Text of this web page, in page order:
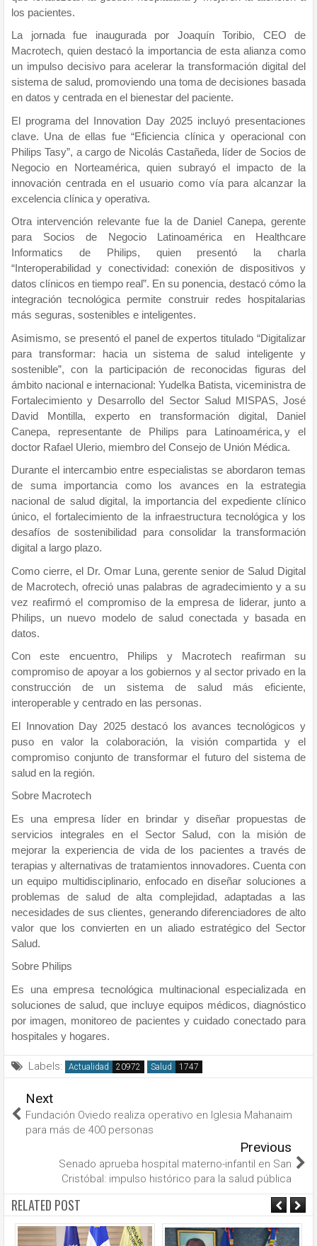
los pacientes.
La jornada fue inaugurada por Joaquín Toribio, CEO de
Macrotech, quien destacó la importancia de esta alianza como
un impulso decisivo para acelerar la transformación digital del
sistema de salud, promoviendo una toma de decisiones basada
en datos y centrada en el bienestar del paciente.
El programa del Innovation Day 2025 incluyó presentaciones
clave. Una de ellas fue “Eficiencia clínica y operacional con
Philips Tasy”, a cargo de Nicolás Castañeda, líder de Socios de
Negocio en Norteamérica, quien subrayó el impacto de la
innovación centrada en el usuario como vía para alcanzar la
excelencia clínica y operativa.
Otra intervención relevante fue la de Daniel Canepa, gerente
para Socios de Negocio Latinoamérica en Healthcare
Informatics de Philips, quien presentó la charla
“Interoperabilidad y conectividad: conexión de dispositivos y
datos clínicos en tiempo real”. En su ponencia, destacó cómo la
integración tecnológica permite construir redes hospitalarias
más seguras, sostenibles e inteligentes.
Asimismo, se presentó el panel de expertos titulado “Digitalizar
para transformar: hacia un sistema de salud inteligente y
sostenible”, con la participación de reconocidas figuras del
ámbito nacional e internacional: Yudelka Batista, viceministra de
Fortalecimiento y Desarrollo del Sector Salud MISPAS, José
David Montilla, experto en transformación digital, Daniel
Canepa, representante de Philips para Latinoamérica, y el
doctor Rafael Ulerio, miembro del Consejo de Unión Médica.
Durante el intercambio entre especialistas se abordaron temas
de suma importancia como los avances en la estrategia
nacional de salud digital, la importancia del expediente clínico
único, el fortalecimiento de la infraestructura tecnológica y los
desafíos de sostenibilidad para consolidar la transformación
digital a largo plazo.
Como cierre, el Dr. Omar Luna, gerente senior de Salud Digital
de Macrotech, ofreció unas palabras de agradecimiento y a su
vez reafirmó el compromiso de la empresa de liderar, junto a
Philips, un nuevo modelo de salud conectada y basada en
datos.
Con este encuentro, Philips y Macrotech reafirman su
compromiso de apoyar a los gobiernos y al sector privado en la
construcción de un sistema de salud más eficiente,
interoperable y centrado en las personas.
El Innovation Day 2025 destacó los avances tecnológicos y
puso en valor la colaboración, la visión compartida y el
compromiso conjunto de transformar el futuro del sistema de
salud en la región.
Sobre Macrotech
Es una empresa líder en brindar y diseñar propuestas de
servicios integrales en el Sector Salud, con la misión de
mejorar la experiencia de vida de los pacientes a través de
terapias y alternativas de tratamientos innovadores. Cuenta con
un equipo multidisciplinario, enfocado en diseñar soluciones a
problemas de salud de alta complejidad, adaptadas a las
necesidades de sus clientes, generando diferenciadores de alto
valor que los convierten en un aliado estratégico del Sector
Salud.
Sobre Philips
Es una empresa tecnológica multinacional especializada en
soluciones de salud, que incluye equipos médicos, diagnóstico
por imagen, monitoreo de pacientes y cuidado conectado para
hospitales y hogares.
Labels: Actualidad Salud
Next
Fundación Oviedo realiza operativo en Iglesia Mahanaim
para más de 400 personas
Previous
Senado aprueba hospital materno-infantil en San
Cristóbal: impulso histórico para la salud pública
RELATED POST